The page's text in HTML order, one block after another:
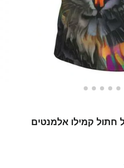
חתול קמילו אלמנטים